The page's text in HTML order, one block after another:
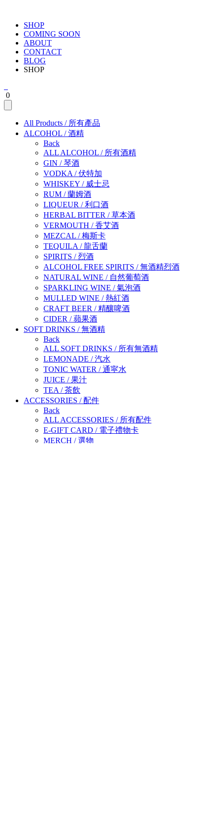
SHOP
COMING SOON
ABOUT
CONTACT
BLOG
SHOP
0
All Products / 所有產品
ALCOHOL /酒精
Back
ALL ALCOHOL / 所有酒精
GIN /琴酒
VODKA /伏特加
WHISKEY / 威士忌
RUM /蘭姆酒
LIQUEUR /利口酒
HERBAL BITTER /草本酒
VERMOUTH /香艾酒
MEZCAL /梅斯卡
TEQUILA /龍舌蘭
SPIRITS /烈酒
ALCOHOL FREE SPIRITS /無酒精烈酒
NATURAL WINE / 自然葡萄酒
SPARKLING WINE /氣泡酒
MULLED WINE /熱紅酒
CRAFT BEER /精釀啤酒
CIDER /蘋果酒
SOFT DRINKS /無酒精
Back
ALL SOFT DRINKS / 所有無酒精
LEMONADE /汽水
TONIC WATER /通寜水
JUICE /果汁
TEA /茶飲
ACCESSORIES /配件
Back
ALL ACCESSORIES / 所有配件
E-GIFT CARD / 電子禮物卡
MERCH /選物